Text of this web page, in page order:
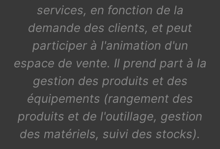
services, en fonction de la
demande des clients, et peut
participer à l'animation d'un
espace de vente. Il prend part à la
gestion des produits et des
équipements (rangement des
produits et de l'outillage, gestion
des matériels, suivi des stocks).